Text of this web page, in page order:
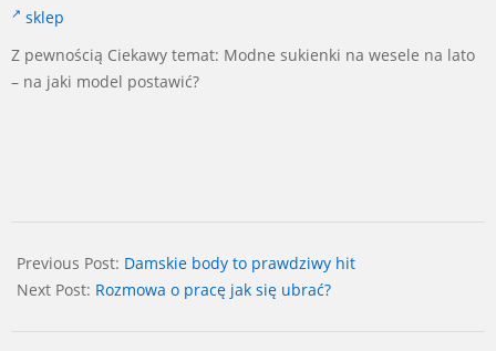
sklep
Z pewnością Ciekawy temat: Modne sukienki na wesele na lato
– na jaki model postawić?
06-
06
Previous Post: Damskie body to prawdziwy hit
Next Post: Rozmowa o pracę jak się ubrać?